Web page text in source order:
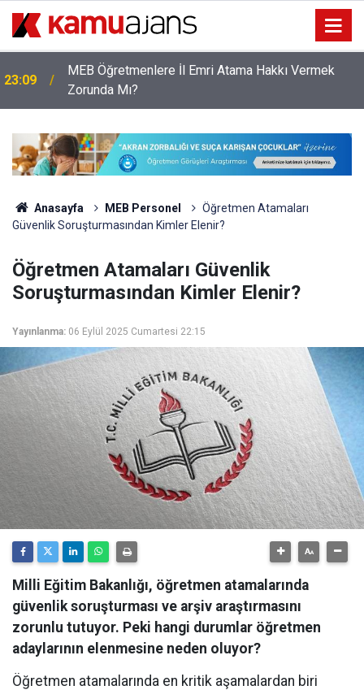
23:09
MEB Öğretmenlere İl Emri Atama Hakkı Vermek
Zorunda Mı?
Anasayfa MEB Personel
Öğretmen Atamaları
Güvenlik Soruşturmasından Kimler Elenir?
Öğretmen Atamaları Güvenlik
Soruşturmasından Kimler Elenir?
Yayınlanma: 06 Eylül 2025 Cumartesi 22:15
Milli Eğitim Bakanlığı, öğretmen atamalarında
güvenlik soruşturması ve arşiv araştırmasını
zorunlu tutuyor. Peki hangi durumlar öğretmen
adaylarının elenmesine neden oluyor?
Öğretmen atamalarında en kritik aşamalardan biri